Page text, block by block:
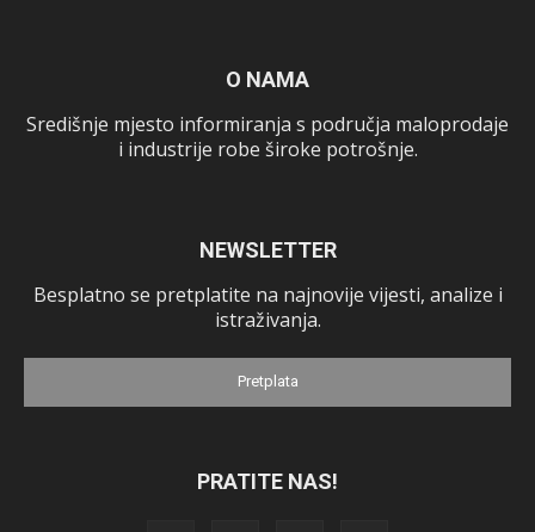
O NAMA
Središnje mjesto informiranja s područja maloprodaje
i industrije robe široke potrošnje.
NEWSLETTER
Besplatno se pretplatite na najnovije vijesti, analize i
istraživanja.
Pretplata
PRATITE NAS!